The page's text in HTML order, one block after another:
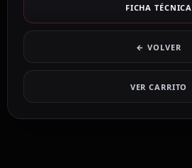
FICHA TÉCNICA
← VOLVER
VER CARRITO